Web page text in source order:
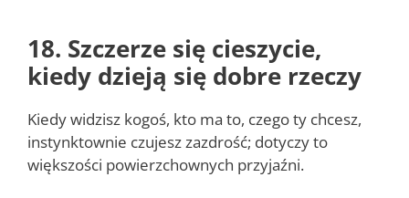
18. Szczerze się cieszycie,
kiedy dzieją się dobre rzeczy
Kiedy widzisz kogoś, kto ma to, czego ty chcesz,
instynktownie czujesz zazdrość; dotyczy to
większości powierzchownych przyjaźni.